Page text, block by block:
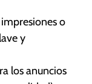
o
y
los anuncios